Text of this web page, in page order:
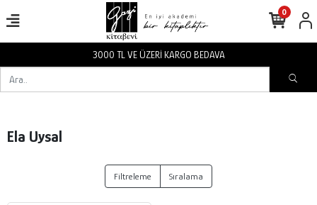
3000 TL VE ÜZERİ KARGO BEDAVA
0
Ela Uysal
Filtreleme Sıralama